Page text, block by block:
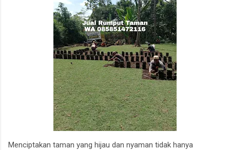
Menciptakan taman yang hijau dan nyaman tidak hanya